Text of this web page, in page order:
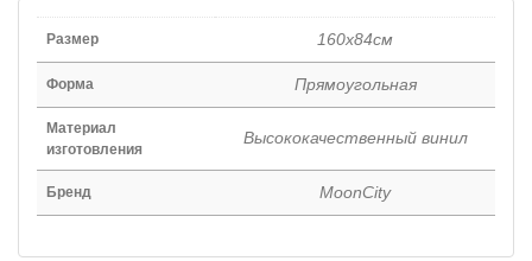
Размер 160х84см
Форма Прямоугольная
Материал
изготовления
Высококачественный винил
Бренд MoonCity